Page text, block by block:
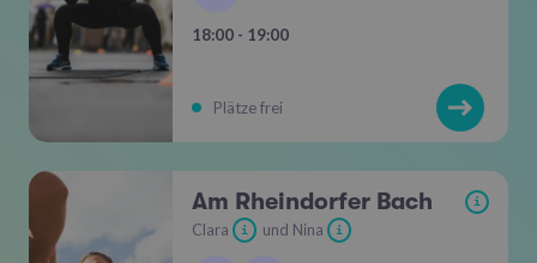
18:00 - 19:00
Plätze frei
Am Rheindorfer Bach i
Clara i und Nina i